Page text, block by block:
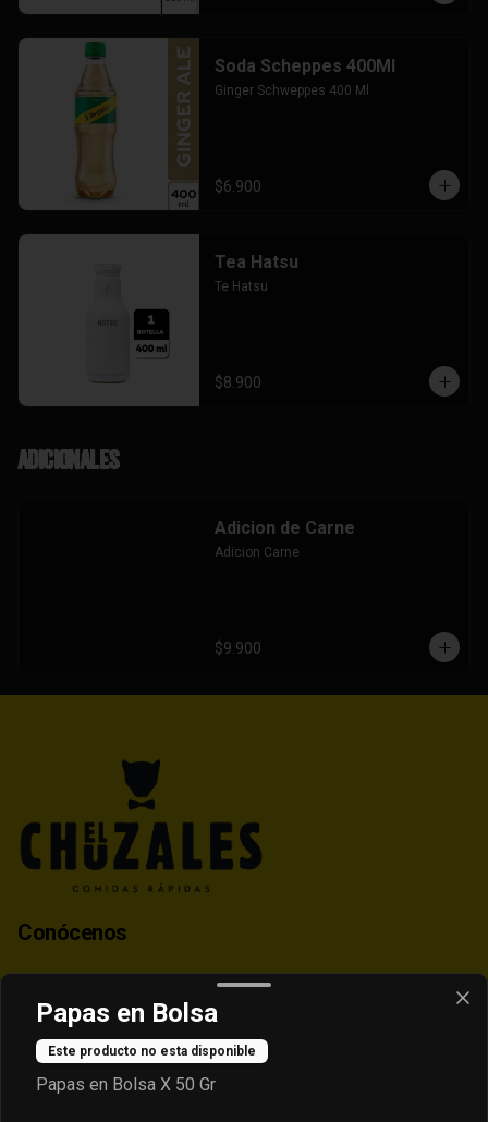
Soda Scheppes 400Ml
Ginger Schweppes 400 Ml
$6.900
Tea Hatsu
Te Hatsu
$8.900
Adicionales
Adicion de Carne
Adicion Carne
$9.900
Conócenos
Despacho
Términos y condiciones
Papas en Bolsa
Este producto no esta disponible
Papas en Bolsa X 50 Gr